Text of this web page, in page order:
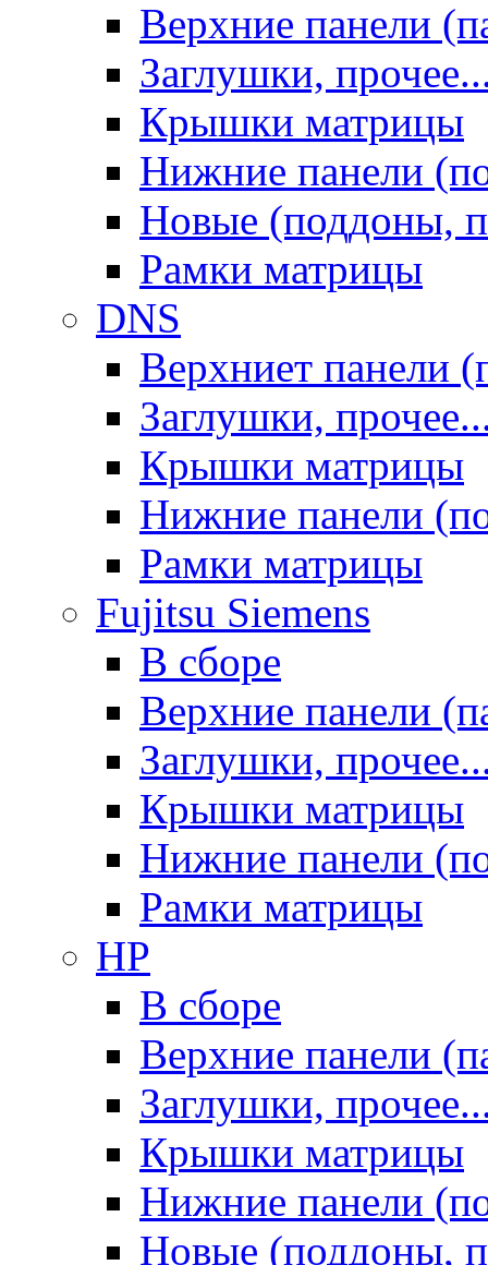
Верхние панели
Заглушки,
Крышки матрицы
Нижние панели
Новые (поддоны,
Рамки матрицы
DNS
Верхниет панели
Заглушки,
Крышки матрицы
Нижние панели
Рамки матрицы
Fujitsu Siemens
В сборе
Верхние панели
Заглушки,
Крышки матрицы
Нижние панели
Рамки матрицы
HP
В сборе
Верхние панели
Заглушки,
Крышки матрицы
Нижние панели
Новые (поддоны,